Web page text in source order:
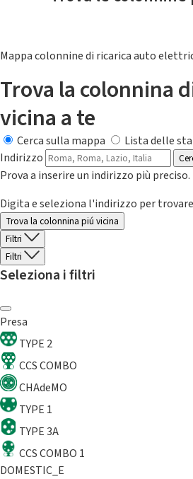
Mappa colonnine di ricarica auto
Trova la colonnina
vicina a te
Cerca sulla mappa
Lista delle
Indirizzo
Prova a inserire un indirizzo più preciso.
Digita e seleziona l'indirizzo per
Trova la colonnina piú vicina
Filtri
Filtri
Seleziona i filtri
Presa
TYPE 2
CCS COMBO
CHAdeMO
TYPE 1
TYPE 3A
CCS COMBO 1
DOMESTIC_E